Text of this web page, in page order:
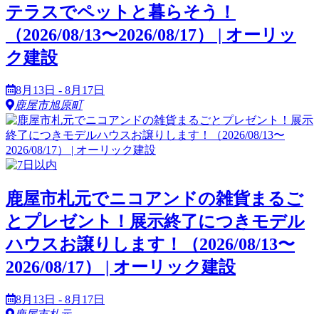
テラスでペットと暮らそう！
（2026/08/13〜2026/08/17） | オーリッ
ク建設
8月13日 - 8月17日
鹿屋市旭原町
鹿屋市札元でニコアンドの雑貨まるご
とプレゼント！展示終了につきモデル
ハウスお譲りします！（2026/08/13〜
2026/08/17） | オーリック建設
8月13日 - 8月17日